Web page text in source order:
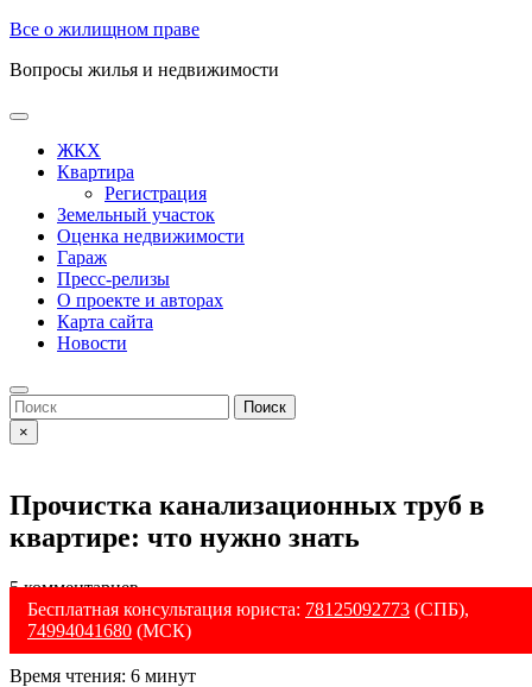
Skip
content
Все о жилищном праве
Вопросы жилья и недвижимости
Open
ButtonЖКХ
Квартира
Регистрация
Земельный участок
Оценка недвижимости
Гараж
Пресс-релизы
О проекте и авторах
Карта сайта
Новости
Close
Button
Search
for:
×
Прочистка канализационных труб в
квартире: что нужно знать
5 комментариев
Бесплатная консультация юриста: 78125092773 (СПБ),
74994041680 (МСК)
Время чтения: 6 минут